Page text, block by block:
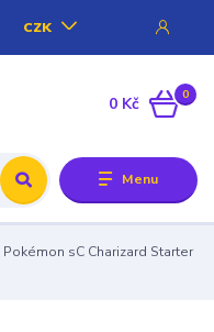
Menu
CZK
0
0 Kč
Pokémon sC Charizard Starter